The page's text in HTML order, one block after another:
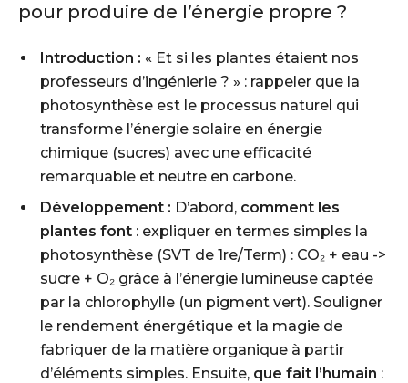
pour produire de l’énergie propre ?
Introduction : « Et si les plantes étaient nos
professeurs d’ingénierie ? » : rappeler que la
photosynthèse est le processus naturel qui
transforme l’énergie solaire en énergie
chimique (sucres) avec une efficacité
remarquable et neutre en carbone.
Développement : D’abord, comment les
plantes font : expliquer en termes simples la
photosynthèse (SVT de 1re/Term) : CO₂ + eau ->
sucre + O₂ grâce à l’énergie lumineuse captée
par la chlorophylle (un pigment vert). Souligner
le rendement énergétique et la magie de
fabriquer de la matière organique à partir
d’éléments simples. Ensuite, que fait l’humain :